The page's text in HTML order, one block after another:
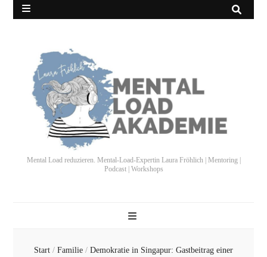
Mental Load reduzieren. Mental-Load-Expertin Laura Fröhlich | Mentoring |
Podcast | Workshops
Start / Familie / Demokratie in Singapur: Gastbeitrag einer